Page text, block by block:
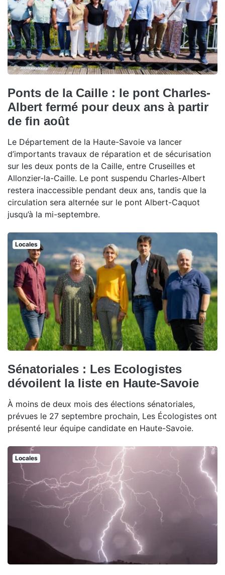
Ponts de la Caille : le pont Charles-
Albert fermé pour deux ans à partir
de fin août
Le Département de la Haute-Savoie va lancer
d’importants travaux de réparation et de sécurisation
sur les deux ponts de la Caille, entre Cruseilles et
Allonzier-la-Caille. Le pont suspendu Charles-Albert
restera inaccessible pendant deux ans, tandis que la
circulation sera alternée sur le pont Albert-Caquot
jusqu’à la mi-septembre.
Locales
Sénatoriales : Les Ecologistes
dévoilent la liste en Haute-Savoie
À moins de deux mois des élections sénatoriales,
prévues le 27 septembre prochain, Les Écologistes ont
présenté leur équipe candidate en Haute-Savoie.
Locales